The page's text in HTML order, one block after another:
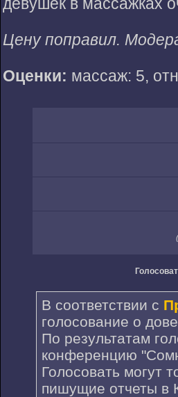
девушек в массажках
Цену поправил.
Оценки: массаж: 5,
В соответствии с
голосование о
По результатам
конференцию
Голосовать могут
пишущие отчеты в